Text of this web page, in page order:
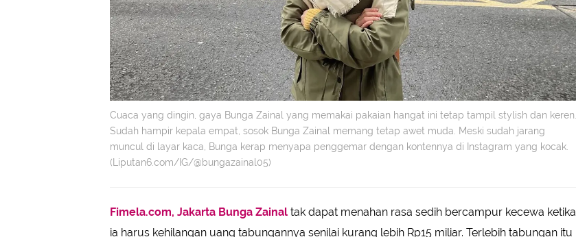
Cuaca yang dingin, gaya Bunga Zainal yang memakai pakaian hangat ini tetap tampil stylish dan keren.
Sudah hampir kepala empat, sosok Bunga Zainal memang tetap awet muda. Meski sudah jarang
muncul di layar kaca, Bunga kerap menyapa penggemar dengan kontennya di Instagram yang kocak.
(Liputan6.com/IG/@bungazainal05)
Fimela.com, Jakarta Bunga Zainal tak dapat menahan rasa sedih bercampur kecewa ketika
ia harus kehilangan uang tabungannya senilai kurang lebih Rp15 miliar. Terlebih tabungan itu